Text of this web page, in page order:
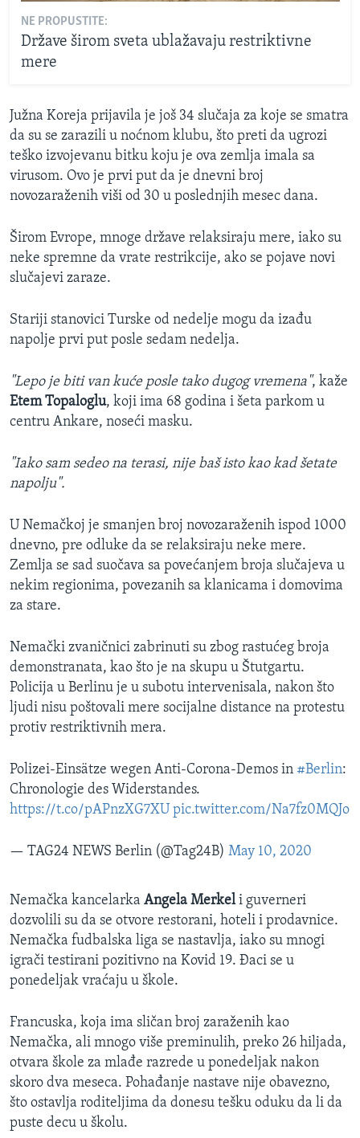
NE PROPUSTITE:
Države širom sveta ublažavaju restriktivne
mere
Južna Koreja prijavila je još 34 slučaja za koje se smatra
da su se zarazili u noćnom klubu, što preti da ugrozi
teško izvojevanu bitku koju je ova zemlja imala sa
virusom. Ovo je prvi put da je dnevni broj
novozaraženih viši od 30 u poslednjih mesec dana.
Širom Evrope, mnoge države relaksiraju mere, iako su
neke spremne da vrate restrikcije, ako se pojave novi
slučajevi zaraze.
Stariji stanovici Turske od nedelje mogu da izađu
napolje prvi put posle sedam nedelja.
"Lepo je biti van kuće posle tako dugog vremena", kaže
Etem Topaloglu, koji ima 68 godina i šeta parkom u
centru Ankare, noseći masku.
"Iako sam sedeo na terasi, nije baš isto kao kad šetate
napolju".
U Nemačkoj je smanjen broj novozaraženih ispod 1000
dnevno, pre odluke da se relaksiraju neke mere.
Zemlja se sad suočava sa povećanjem broja slučajeva u
nekim regionima, povezanih sa klanicama i domovima
za stare.
Nemački zvaničnici zabrinuti su zbog rastućeg broja
demonstranata, kao što je na skupu u Štutgartu.
Policija u Berlinu je u subotu intervenisala, nakon što
ljudi nisu poštovali mere socijalne distance na protestu
protiv restriktivnih mera.
Polizei-Einsätze wegen Anti-Corona-Demos in #Berlin:
Chronologie des Widerstandes.
https://t.co/pAPnzXG7XU pic.twitter.com/Na7fz0MQJo
— TAG24 NEWS Berlin (@Tag24B) May 10, 2020
Nemačka kancelarka Angela Merkeli guverneri
dozvolili su da se otvore restorani, hoteli i prodavnice.
Nemačka fudbalska liga se nastavlja, iako su mnogi
igrači testirani pozitivno na Kovid 19. Đaci se u
ponedeljak vraćaju u škole.
Francuska, koja ima sličan broj zaraženih kao
Nemačka, ali mnogo više preminulih, preko 26 hiljada,
otvara škole za mlađe razrede u ponedeljak nakon
skoro dva meseca. Pohađanje nastave nije obavezno,
što ostavlja roditeljima da donesu tešku oduku da li da
puste decu u školu.